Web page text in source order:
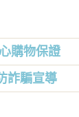
購物保證
詐騙宣導